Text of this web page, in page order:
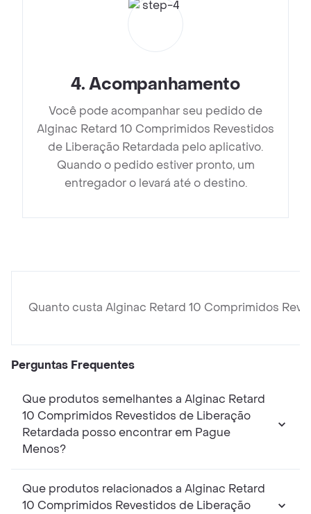
4.Acompanhamento
Você pode acompanhar seu pedido de
Alginac Retard 10 Comprimidos Revestidos
de Liberação Retardada pelo aplicativo.
Quando o pedido estiver pronto, um
entregador o levará até o destino.
Quanto custa Alginac Retard 10 Comprimidos
Perguntas Frequentes
Que produtos semelhantes a Alginac Retard
10 Comprimidos Revestidos de Liberação
Retardada posso encontrar em Pague
Menos?
Que produtos relacionados a Alginac Retard
10 Comprimidos Revestidos de Liberação